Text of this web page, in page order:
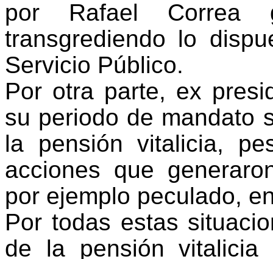
por Rafael Correa
transgrediendo lo
Servicio Público.
Por otra parte, ex
su periodo de mandato
la pensión vitalicia,
acciones que
por ejemplo peculado,
Por todas estas
de la pensión